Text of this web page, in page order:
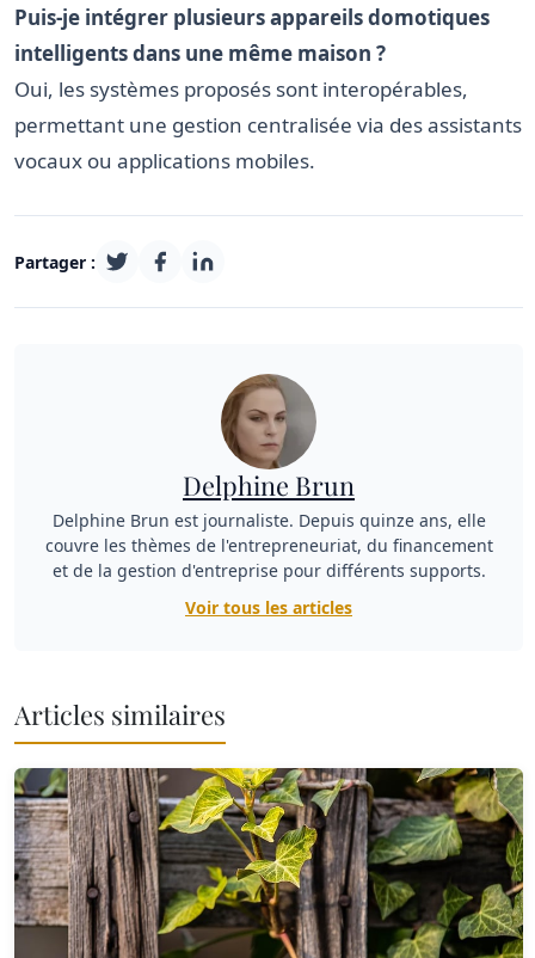
Puis-je intégrer plusieurs appareils domotiques
intelligents dans une même maison ?
Oui, les systèmes proposés sont interopérables,
permettant une gestion centralisée via des assistants
vocaux ou applications mobiles.
Partager :
Delphine Brun
Delphine Brun est journaliste. Depuis quinze ans, elle
couvre les thèmes de l'entrepreneuriat, du financement
et de la gestion d'entreprise pour différents supports.
Voir tous les articles
Articles similaires